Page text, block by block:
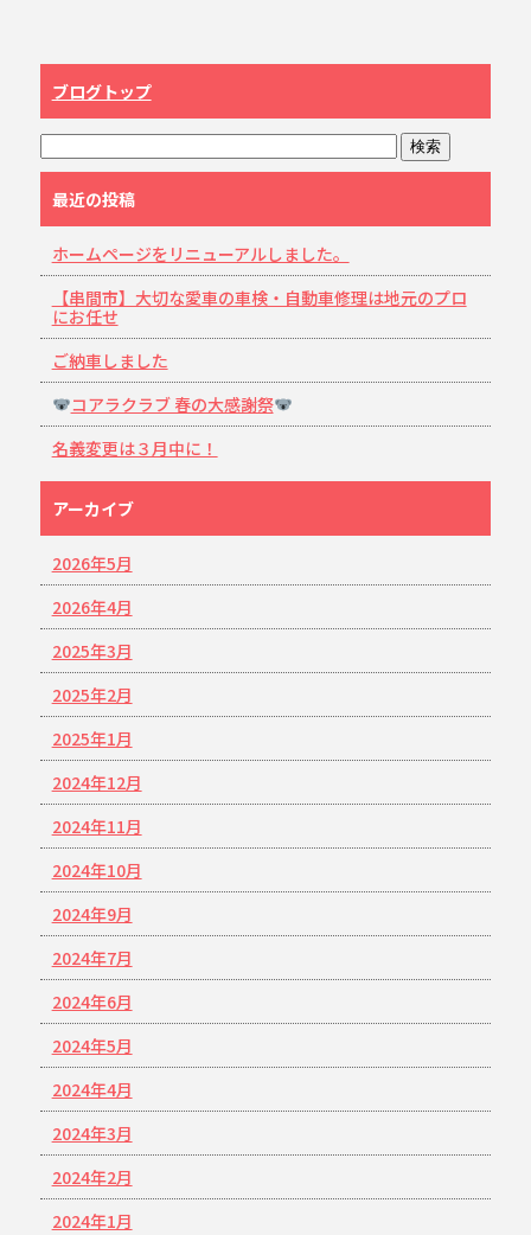
ブログトップ
最近の投稿
ホームページをリニューアルしました。
【串間市】大切な愛車の車検・自動車修理は地元のプロ
にお任せ
ご納車しました
コアラクラブ 春の大感謝祭
名義変更は３月中に！
アーカイブ
2026年5月
2026年4月
2025年3月
2025年2月
2025年1月
2024年12月
2024年11月
2024年10月
2024年9月
2024年7月
2024年6月
2024年5月
2024年4月
2024年3月
2024年2月
2024年1月